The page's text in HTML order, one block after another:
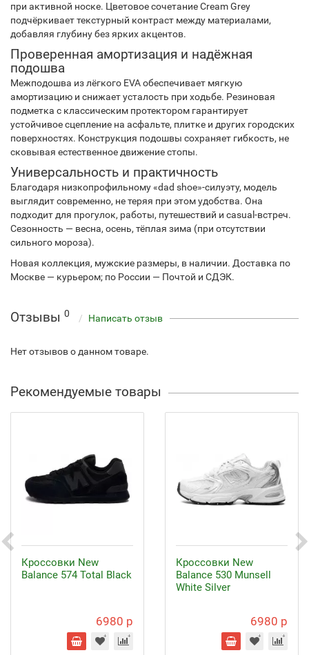
при активной носке. Цветовое сочетание Cream Grey
подчёркивает текстурный контраст между материалами,
добавляя глубину без ярких акцентов.
Проверенная амортизация и надёжная
подошва
Межподошва из лёгкого EVA обеспечивает мягкую
амортизацию и снижает усталость при ходьбе. Резиновая
подметка с классическим протектором гарантирует
устойчивое сцепление на асфальте, плитке и других городских
поверхностях. Конструкция подошвы сохраняет гибкость, не
сковывая естественное движение стопы.
Универсальность и практичность
Благодаря низкопрофильному «dad shoe»-силуэту, модель
выглядит современно, не теряя при этом удобства. Она
подходит для прогулок, работы, путешествий и casual-встреч.
Сезонность — весна, осень, тёплая зима (при отсутствии
сильного мороза).
Новая коллекция, мужские размеры, в наличии. Доставка по
Москве — курьером; по России — Почтой и СДЭК.
Отзывы 0 Написать отзыв
Нет отзывов о данном товаре.
Рекомендуемые товары
Кроссовки New
Balance 574 Total Black
6980 р
Кроссовки New
Balance 530 Munsell
White Silver
6980 р